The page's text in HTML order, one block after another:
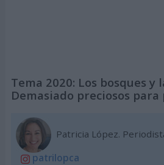
Tema 2020: Los bosques
Demasiado preciosos
Patricia López.
patrilopca